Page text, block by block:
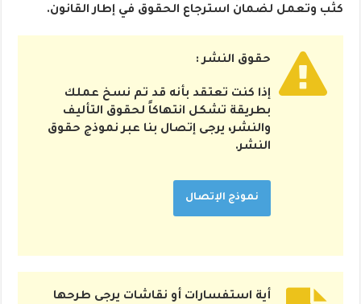
كثب وتعمل لضمان استرجاع الحقوق في إطار القانون.
حقوق النشر :
إذا كنت تعتقد بأنه قد تم نسخ عملك
بطريقة تشكل انتهاكاً لحقوق التأليف
والنشر، يرجى إتصال بنا عبر نموذج حقوق
النشر.
نموذج الإتصال
أية استفسارات أو نقاشات يرجى طرحها